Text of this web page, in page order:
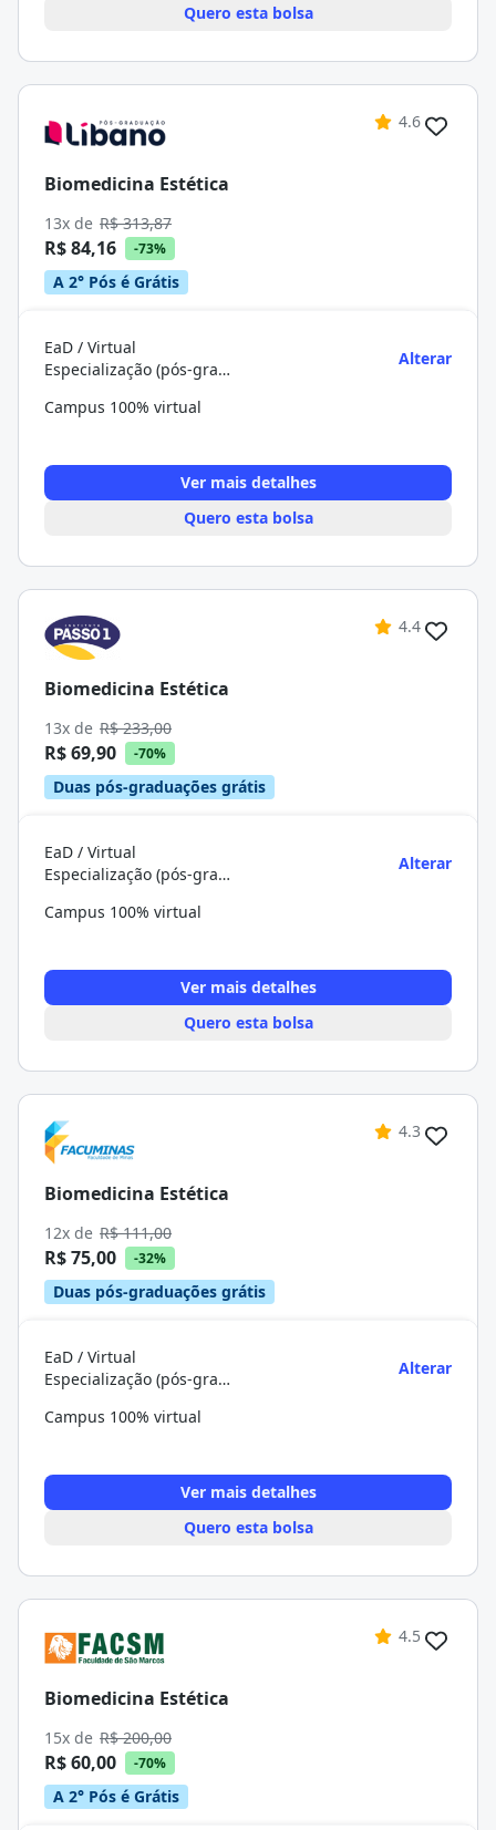
Quero esta bolsa
4.6
Biomedicina Estética
13x de R$ 313,87
R$ 84,16 -73%
A 2° Pós é Grátis
EaD / Virtual
Especialização (pós-graduação)
Alterar
Campus 100% virtual
Ver mais detalhes
Quero esta bolsa
4.4
Biomedicina Estética
13x de R$ 233,00
R$ 69,90 -70%
Duas pós-graduações grátis
EaD / Virtual
Especialização (pós-graduação)
Alterar
Campus 100% virtual
Ver mais detalhes
Quero esta bolsa
4.3
Biomedicina Estética
12x de R$ 111,00
R$ 75,00 -32%
Duas pós-graduações grátis
EaD / Virtual
Especialização (pós-graduação)
Alterar
Campus 100% virtual
Ver mais detalhes
Quero esta bolsa
4.5
Biomedicina Estética
15x de R$ 200,00
R$ 60,00 -70%
A 2° Pós é Grátis